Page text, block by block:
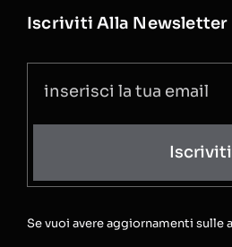
Iscriviti Alla Newsletter
Iscriviti
Se vuoi avere aggiornamenti